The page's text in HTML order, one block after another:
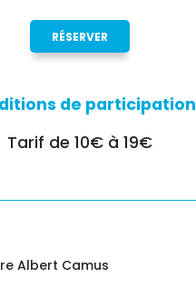
RÉSERVER
de participation
Tarif de 10€ à 19€
Albert Camus